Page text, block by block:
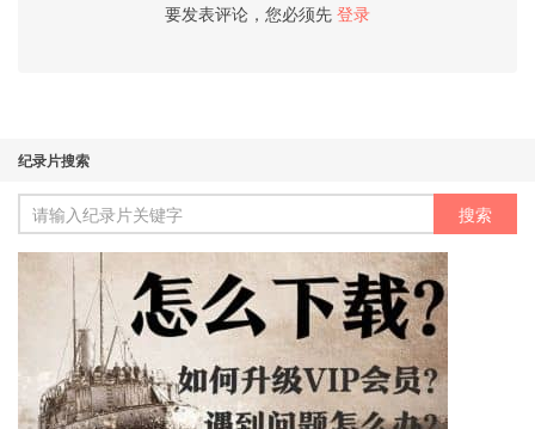
要发表评论，您必须先 登录
纪录片搜索